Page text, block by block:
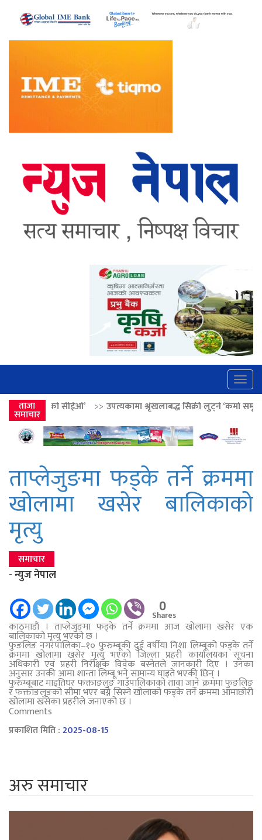
ताजा
समाचार
>>उपत्यकामा श्रृंखलाबद्ध सिक्री लुट्ने ‘कर्मा समूह’का नाइकेसहित पाँच
ताप्लेजुङमा फड्के तर्ने क्रममा
खोलामा खसेर बालिकाको
मृत्यु
समाचार
- न्युज नेपाल
0
Shares
काठमाडाैं । ताप्लेजुङमा फड्के तर्ने क्रममा आज खोलामा खसेर एक
बालिकाको मृत्यु भएको छ ।
फुङलिङ नगरपालिका–१० फुरुम्बूकी दुई वर्षीया निशा लिम्बूको फड्के तर्ने
क्रममा खोलामा खसेर मृत्यु भएको जिल्ला प्रहरी कार्यालयका सूचना
अधिकारी एवं प्रहरी निरीक्षक विवेक बस्नेतले जानकारी दिए । उनका
अनुसार उनकी आमा शान्ता लिम्बू भने सामान्य घाइते भएकी छिन् ।
फुरुम्बूबाट माइतिघर फक्ताङलुङ गाउँपालिकाको तावा जाने क्रममा फुङलिङ
र फक्ताङलुङको सीमा भएर बग्ने सिस्ने खोलाको फड्के तर्ने क्रममा आमाछोरी
खोलामा खसेका प्रहरीले जनाएको छ ।
Comments
प्रकाशित मिति :2025-08-15
अरु समाचार